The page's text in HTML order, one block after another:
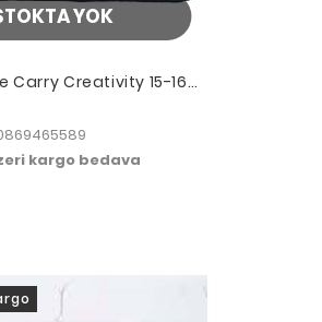
YOK
Carry Creativity 15-16
Çantası Siyah
kargo bedava